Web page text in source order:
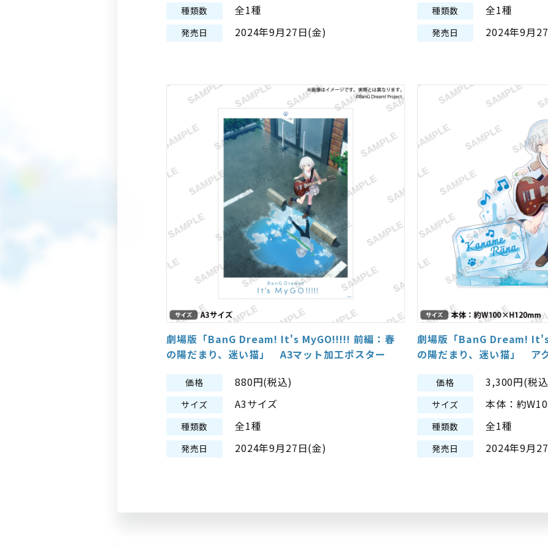
種類数 全1種
発売日 2024年9月27日(金)
種類数 全1種
発売日 2024年9月
劇場版「BanG Dream! It's MyGO!!!!! 前編：春
の陽だまり、迷い猫」 A3マット加工ポスター
価格 880円(税込)
サイズ A3サイズ
種類数 全1種
発売日 2024年9月27日(金)
劇場版「BanG Dream!
の陽だまり、迷い猫」 ア
価格 3,300円(税
サイズ 本体：約
種類数 全1種
発売日 2024年9月